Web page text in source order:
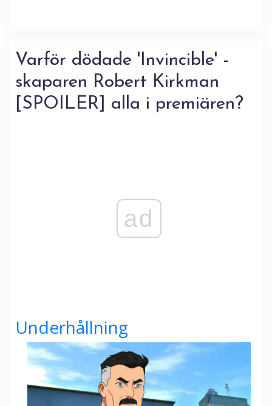
Varför dödade 'Invincible' -
skaparen Robert Kirkman
[SPOILER] alla i premiären?
ad
Underhållning